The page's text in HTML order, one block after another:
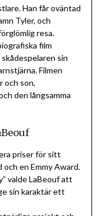
Han får oväntad
Tyler, och
resa.
film
sin
Filmen
och son,
den långsamma
priser för sitt
och en Emmy Award.
valde LaBeouf att
sin karaktär ett